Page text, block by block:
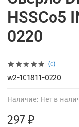
(0)
Наличие: Нет в
HSSCo5
0220
297 ₽
w2-101811-0220